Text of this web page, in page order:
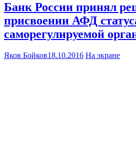
Банк России принял
присвоении АФД
саморегулируемой
Яков Бойков18.10.2016 На экране